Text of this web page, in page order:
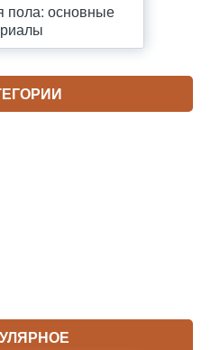
пола: основные